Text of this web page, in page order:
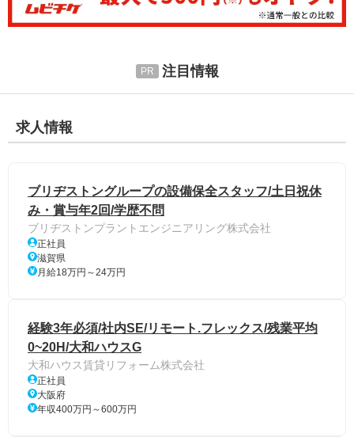
注目情報
求人情報
ブリヂストングループの設備保全スタッフ/土日祝休
み・賞与年2回/学歴不問
ブリヂストンプラントエンジニアリング株式会社
正社員
滋賀県
月給18万円～24万円
経験3年必須/社内SE/リモート.フレックス/残業平均
0~20H/大和ハウスG
大和ハウス賃貸リフォーム株式会社
正社員
大阪府
年収400万円～600万円